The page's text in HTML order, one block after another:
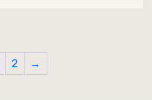
2 →